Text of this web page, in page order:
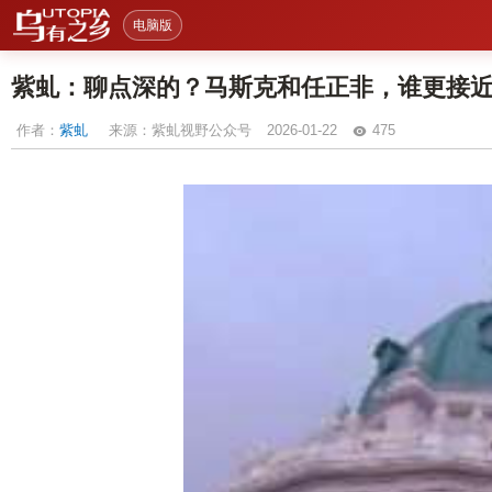
电脑版
紫虬：聊点深的？马斯克和任正非，谁更接
作者： 紫虬 来源：紫虬视野公众号 2026-01-22 475